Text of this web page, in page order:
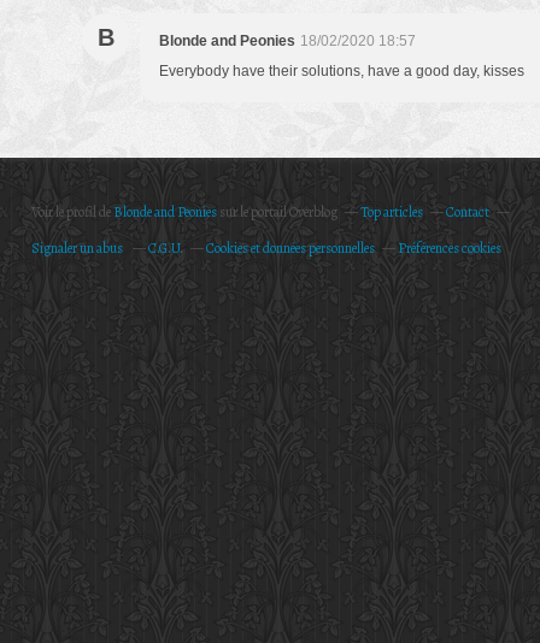
B Blonde and Peonies 18/02/2020 18:57
Everybody have their solutions, have a good day, kisses
Voir le profil deBlonde and Peoniessur le portail Overblog Top articles
Contact
Signaler un abus
C.G.U. Cookies et données personnelles Préférences cookies